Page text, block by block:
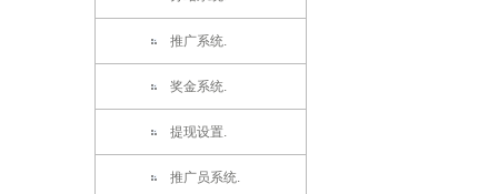
推广系统.
奖金系统.
提现设置.
推广员系统.